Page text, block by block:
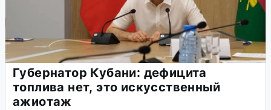
Губернатор Кубани: дефицита
топлива нет, это искусственный
ажиотаж